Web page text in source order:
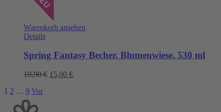
Warenkorb ansehen
Details
Spring Fantasy Becher, Blumenwiese, 530 ml
19,90€ Ursprünglicher
15,00 €Aktueller
1 2 … 9 Vor